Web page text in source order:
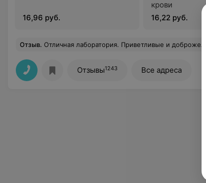
16,96 руб.
крови
16,22 руб.
Отзыв. Отличная лаборатория. Приветливые и доброжелательные специалисты. Помощь в подборе необходимых
Отзывы1243 Все адреса